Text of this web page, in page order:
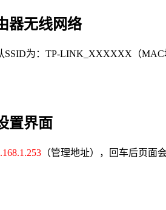
器无线网络
为：TP-LINK_XXXXXX（
置界面
（管理地址），回车后页面